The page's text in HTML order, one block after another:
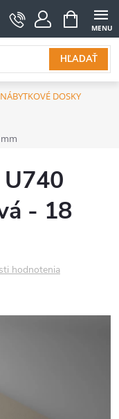
HĽADAŤ
NÁKUPNÝ
KOŠÍK
NÁBYTKOVÉ DOSKY
mm
- 18
hodnotenia